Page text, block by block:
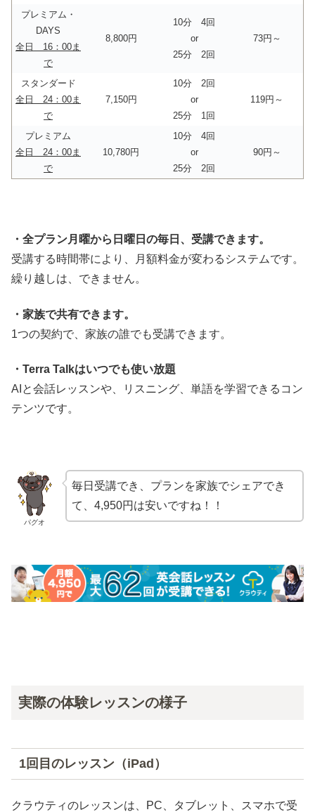
プレミアム・
DAYS
全日 16：00ま
で
8,800円
10分 4回
or
25分 2回
73円～
スタンダード
全日 24：00ま
で
7,150円
10分 2回
or
25分 1回
119円～
プレミアム
全日 24：00ま
で
10,780円
10分 4回
or
25分 2回
90円～
・全プラン月曜から日曜日の毎日、受講できます。
受講する時間帯により、月額料金が変わるシステムです。
繰り越しは、できません。
・家族で共有できます。
1つの契約で、家族の誰でも受講できます。
・Terra Talkはいつでも使い放題
AIと会話レッスンや、リスニング、単語を学習できるコン
テンツです。
パグオ
毎日受講でき、プランを家族でシェアでき
て、4,950円は安いですね！！
実際の体験レッスンの様子
1回目のレッスン（iPad）
クラウティのレッスンは、PC、タブレット、スマホで受